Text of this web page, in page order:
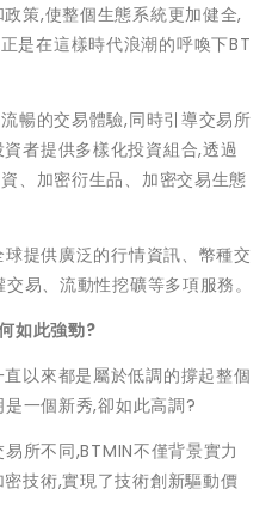
策,使整個生態系統更加健全,
是在這樣時代浪潮的呼喚下BT
暢的交易體驗,同時引導交易所
者提供多樣化投資組合,透過
、加密衍生品、加密交易生態
提供廣泛的行情資訊、幣種交
易、流動性挖礦等多項服務。
如此強勁?
以來都是屬於低調的撐起整個
一個新秀,卻如此高調?
所不同,BTMIN不僅背景實力
技術,實現了技術創新驅動價